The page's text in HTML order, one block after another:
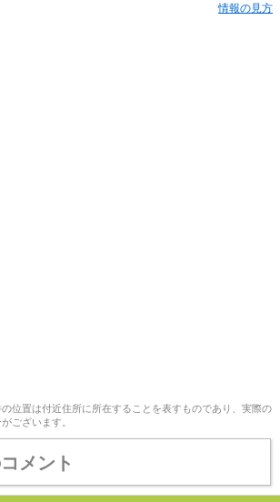
情報の見方
位置は付近住所に所在することを表すものであり、実際の
ございます。
メント